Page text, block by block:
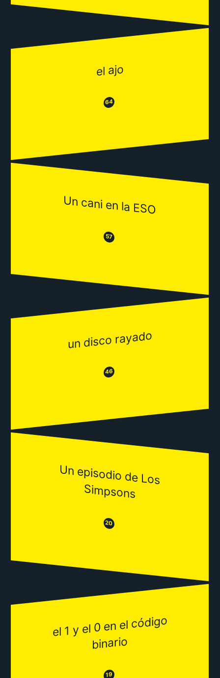
el ajo
😒64😂
Un cani en la ESO
😒 57 😂
un disco rayado
😒46 😂
Un episodio de Los
Sim
psons
😒 20 😂
el 1 y el 0 en el código
binario
19